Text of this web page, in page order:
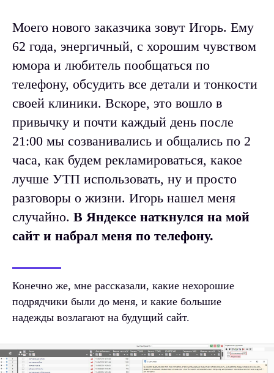
Моего нового заказчика зовут Игорь. Ему
62 года, энергичный, с хорошим чувством
юмора и любитель пообщаться по
телефону, обсудить все детали и тонкости
своей клиники. Вскоре, это вошло в
привычку и почти каждый день после
21:00 мы созванивались и общались по 2
часа, как будем рекламироваться, какое
лучше УТП использовать, ну и просто
разговоры о жизни. Игорь нашел меня
случайно. В Яндексе наткнулся на мой
сайт и набрал меня по телефону.
Конечно же, мне рассказали, какие нехорошие
подрядчики были до меня, и какие большие
надежды возлагают на будущий сайт.